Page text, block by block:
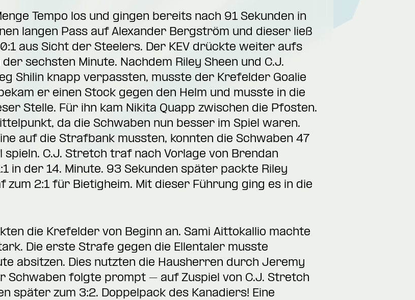
Tempo los und gingen bereits nach 91 Sekunden in
langen Pass auf Alexander Bergström und dieser ließ
aus Sicht der Steelers. Der KEV drückte weiter aufs
sechsten Minute. Nachdem Riley Sheen und C.J.
Shilin knapp verpassten, musste der Krefelder Goalie
er einen Stock gegen den Helm und musste in die
Stelle. Für ihn kam Nikita Quapp zwischen die Pfosten.
da die Schwaben nun besser im Spiel waren.
auf die Strafbank mussten, konnten die Schwaben 47
C.J. Stretch traf nach Vorlage von Brendan
in der 14. Minute. 93 Sekunden später packte Riley
zum 2:1 für Bietigheim. Mit dieser Führung ging es in die
die Krefelder von Beginn an. Sami Aittokallio machte
Die erste Strafe gegen die Ellentaler musste
absitzen. Dies nutzten die Hausherren durch Jeremy
Schwaben folgte prompt – auf Zuspiel von C.J. Stretch
später zum 3:2. Doppelpack des Kanadiers! Eine